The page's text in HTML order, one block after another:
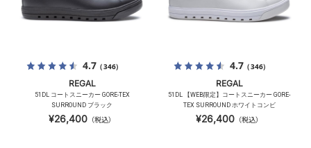
4.7（346）
REGAL
51DL コートスニーカー GORE-TEX
SURROUND ブラック
¥26,400 （税込）
4.7（346）
REGAL
51DL 【WEB限定】コートスニーカー GORE-
TEX SURROUND ホワイトコンビ
¥26,400 （税込）